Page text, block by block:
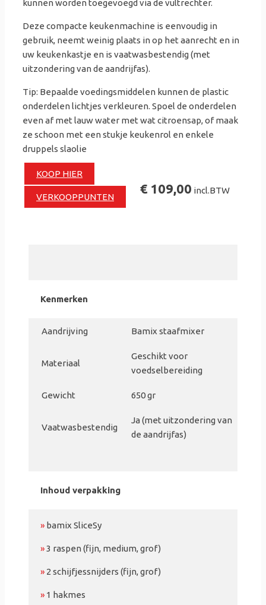
kunnen worden toegevoegd via de vultrechter.
Deze compacte keukenmachine is eenvoudig in
gebruik, neemt weinig plaats in op het aanrecht en in
uw keukenkastje en is vaatwasbestendig (met
uitzondering van de aandrijfas).
Tip: Bepaalde voedingsmiddelen kunnen de plastic
onderdelen lichtjes verkleuren. Spoel de onderdelen
even af met lauw water met wat citroensap, of maak
ze schoon met een stukje keukenrol en enkele
druppels slaolie
KOOP HIER
VERKOOPPUNTEN
€ 109,00 incl.BTW
Kenmerken
Aandrijving Bamix staafmixer
Materiaal
Geschikt voor
voedselbereiding
Gewicht 650 gr
Vaatwasbestendig
Ja (met uitzondering van
de aandrijfas)
Inhoud verpakking
» bamix SliceSy
»3 raspen (fijn, medium, grof)
» 2 schijfjessnijders (fijn, grof)
» 1 hakmes